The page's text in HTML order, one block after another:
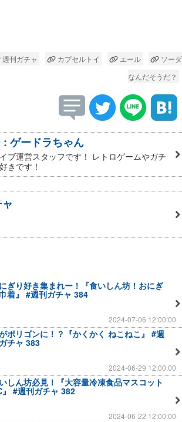
週刊ガチャ カプセルトイ エール
ソーダ
なんだそうだ？
: ゲードラちゃん
ブ運営スタッフです！ レトロゲームやガチ
きです！
ぎり好き集まれー！『食いしん坊！おにぎ
着』 #週刊ガチャ 384
2024-07-06 12:00:00
ポリゴンに！？『かくかく ねこねこ』 #週
チャ 383
2024-06-29 12:00:00
しん坊必見！『大容量冷凍食品マスコット
』 #週刊ガチャ 382
2024-06-22 12:00:00